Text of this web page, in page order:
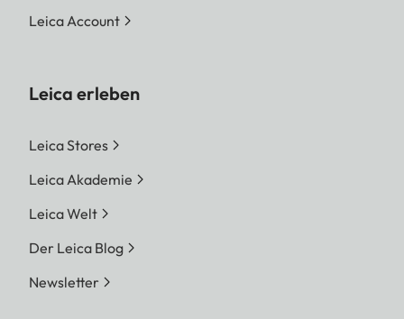
Leica Account
Leica erleben
Leica Stores
Leica Akademie
Leica Welt
Der Leica Blog
Newsletter